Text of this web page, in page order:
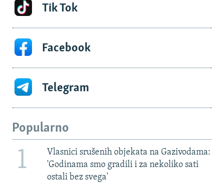
Tik Tok
Facebook
Telegram
Popularno
1
Vlasnici srušenih objekata na Gazivodama:
'Godinama smo gradili i za nekoliko sati
ostali bez svega'